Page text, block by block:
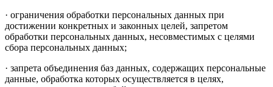
· ограничения обработки персональных данных при
достижении конкретных и законных целей, запретом
обработки персональных данных, несовместимых с целями
сбора персональных данных;
· запрета объединения баз данных, содержащих персональные
данные, обработка которых осуществляется в целях,